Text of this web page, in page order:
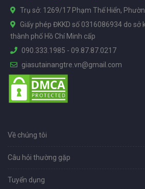
Trụ sở: 1269/17 Phạm Thế Hiển,
Giấy phép ĐKKD số 0316086934 do sở
thành phố Hồ Chí Minh cấp
090.333.1985 - 09.87.87.0217
giasutainangtre.vn@gmail.com
Về chúng tôi
Câu hỏi thường gặp
Tuyển dụng